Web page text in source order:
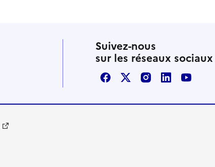
Suivez-nous
sur les réseaux sociaux
FacebookX / TwitterInstagram
LinkedInYoutube